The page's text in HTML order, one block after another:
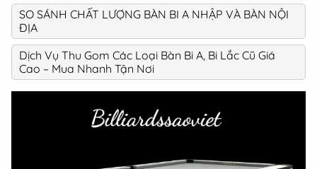
SO SÁNH CHẤT LƯỢNG BÀN BI A NHẬP VÀ BÀN NỘI
ĐỊA
Dịch Vụ Thu Gom Các Loại Bàn Bi A, Bi Lắc Cũ Giá
Cao – Mua Nhanh Tận Nơi